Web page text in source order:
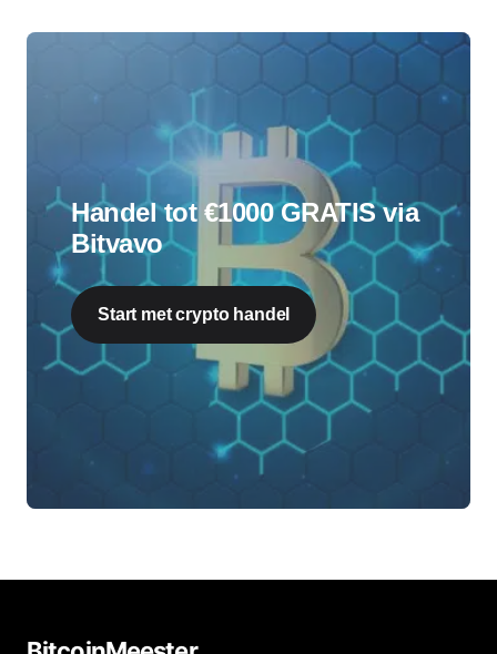
Handel tot €1000 GRATIS via
Bitvavo
Start met crypto handel